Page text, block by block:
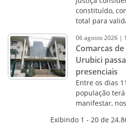
constituído,
total para
06agosto2026 |
Comarcas de
Urubici
presenciais
Entre os dias
população
manifestar,
Exibindo 1 - 20 de